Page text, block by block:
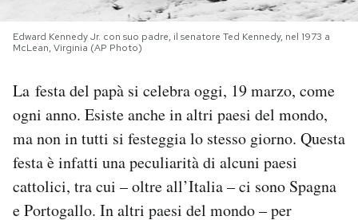
I MIEI PREFERITI
CALENDARIO
AREA PERSONALE
Area Personale
Edward Kennedy Jr. con suo padre, il senatore Ted Kennedy, nel 1973 a
McLean, Virginia (AP Photo)
La festa del papà si celebra oggi, 19 marzo, come
ogni anno. Esiste anche in altri paesi del mondo,
ma non in tutti si festeggia lo stesso giorno. Questa
festa è infatti una peculiarità di alcuni paesi
cattolici, tra cui – oltre all’Italia – ci sono Spagna
e Portogallo. In altri paesi del mondo – per